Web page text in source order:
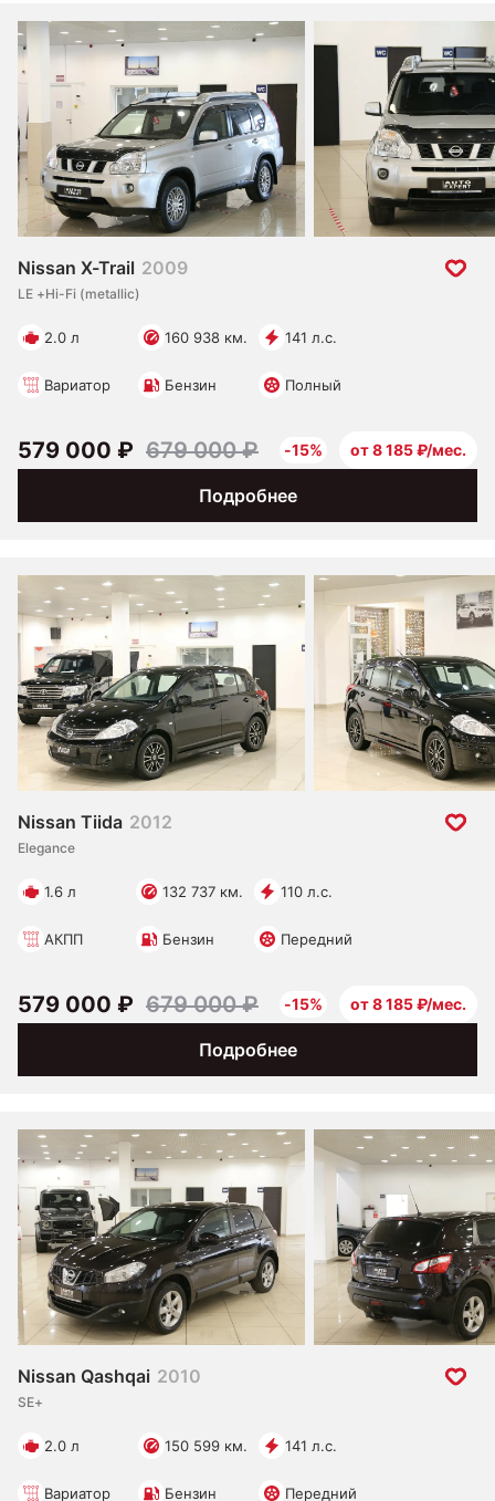
Nissan X-Trail 2009
LE +Hi-Fi (metallic)
2.0 л 160 938 км. 141 л.с.
Вариатор Бензин Полный
Подробнее
579 000 ₽ 679 000 ₽ -15% от 8 185 ₽/мес.
Nissan Tiida 2012
Elegance
1.6 л 132 737 км. 110 л.с.
АКПП Бензин Передний
Подробнее
579 000 ₽ 679 000 ₽ -15% от 8 185 ₽/мес.
Nissan Qashqai 2010
SE+
2.0 л 150 599 км. 141 л.с.
Вариатор Бензин Передний